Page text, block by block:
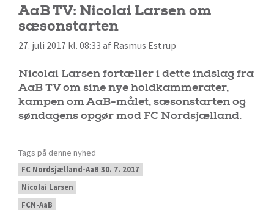
AaB TV: Nicolai Larsen om
sæsonstarten
27. juli 2017 kl. 08:33 af Rasmus Estrup
Nicolai Larsen fortæller i dette indslag fra
AaB TV om sine nye holdkammerater,
kampen om AaB-målet, sæsonstarten og
søndagens opgør mod FC Nordsjælland.
Tags på denne nyhed
FC Nordsjælland-AaB 30. 7. 2017
Nicolai Larsen
FCN-AaB